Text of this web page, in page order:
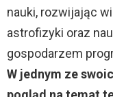
nauki, rozwijając
astrofizyki oraz
gospodarzem
W jednym ze